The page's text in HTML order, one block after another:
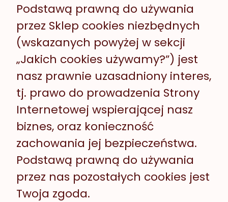
Podstawą prawną do używania
przez Sklep cookies niezbędnych
(wskazanych powyżej w sekcji
„Jakich cookies używamy?”) jest
nasz prawnie uzasadniony interes,
tj. prawo do prowadzenia Strony
Internetowej wspierającej nasz
biznes, oraz konieczność
zachowania jej bezpieczeństwa.
Podstawą prawną do używania
przez nas pozostałych cookies jest
Twoja zgoda.